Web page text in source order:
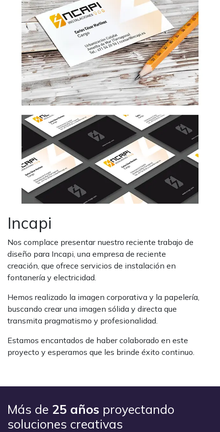
Incapi
Nos complace presentar nuestro reciente trabajo de
diseño para Incapi, una empresa de reciente
creación, que ofrece servicios de instalación en
fontanería y electricidad.
Hemos realizado la imagen corporativa y la papelería,
buscando crear una imagen sólida y directa que
transmita pragmatismo y profesionalidad.
Estamos encantados de haber colaborado en este
proyecto y esperamos que les brinde éxito continuo.
Más de 25 años proyectando
soluciones creativas